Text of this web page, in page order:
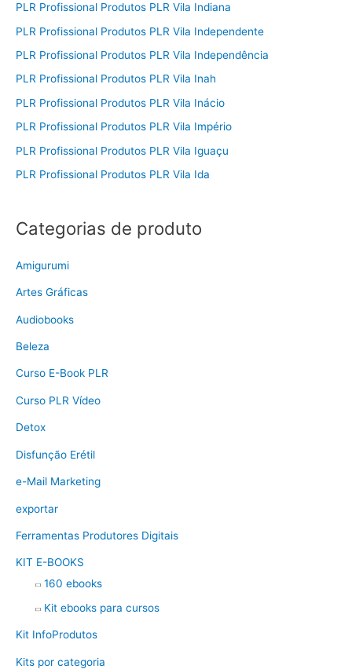
PLR Profissional Produtos PLR Vila Indiana
PLR Profissional Produtos PLR Vila Independente
PLR Profissional Produtos PLR Vila Independência
PLR Profissional Produtos PLR Vila Inah
PLR Profissional Produtos PLR Vila Inácio
PLR Profissional Produtos PLR Vila Império
PLR Profissional Produtos PLR Vila Iguaçu
PLR Profissional Produtos PLR Vila Ida
Categorias de produto
Amigurumi
Artes Gráficas
Audiobooks
Beleza
Curso E-Book PLR
Curso PLR Vídeo
Detox
Disfunção Erétil
e-Mail Marketing
exportar
Ferramentas Produtores Digitais
KIT E-BOOKS
160 ebooks
Kit ebooks para cursos
Kit InfoProdutos
Kits por categoria